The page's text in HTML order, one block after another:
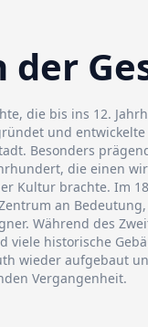
der
die bis ins 12.
und
Besonders
die einen
Kultur brachte. Im
an
Während des
viele historische
wieder aufgebaut
Vergangenheit.